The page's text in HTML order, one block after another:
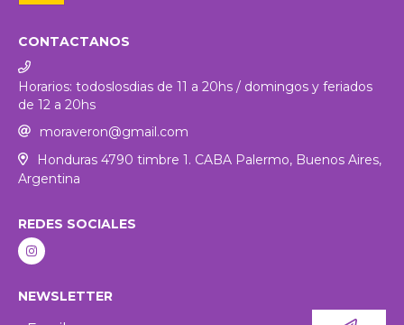
CONTACTANOS
Horarios: todoslosdias de 11 a 20hs / domingos y feriados
de 12 a 20hs
moraveron@gmail.com
Honduras 4790 timbre 1. CABA Palermo, Buenos Aires,
Argentina
REDES SOCIALES
NEWSLETTER